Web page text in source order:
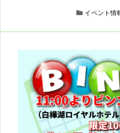
イベント情